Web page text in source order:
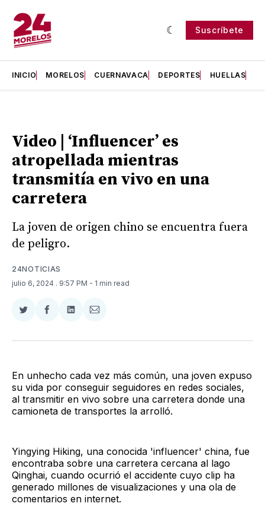
Suscríbete
INICIO MORELOS CUERNAVACA DEPORTES HUELLAS
Video | ‘Influencer’ es
atropellada mientras
transmitía en vivo en una
carretera
La joven de origen chino se encuentra fuera
de peligro.
24NOTICIAS
julio 6, 2024 . 9:57 PM - 1 min read
Compartir
Twitter
Compartir
Facebook
Compartir
LinkedIn
Compartir
Email
En unhecho cada vez más común, una joven expuso
su vida por conseguir seguidores en redes sociales,
al transmitir en vivo sobre una carretera donde una
camioneta de transportes la arrolló.
Yingying Hiking, una conocida 'influencer' china, fue
encontraba sobre una carretera cercana al lago
Qinghai, cuando ocurrió el accidente cuyo clip ha
generado millones de visualizaciones y una ola de
comentarios en internet.